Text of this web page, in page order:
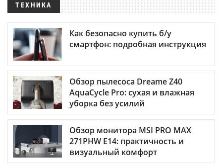
ТЕХНИКА
Как безопасно купить б/у
смартфон: подробная инструкция
Обзор пылесоса Dreame Z40
AquaCycle Pro: сухая и влажная
уборка без усилий
Обзор монитора MSI PRO MAX
271PHW E14: практичность и
визуальный комфорт